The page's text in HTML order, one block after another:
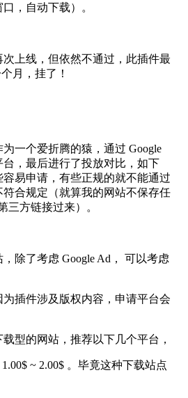
，自动下载）。
上线，但依然不通过，此插件最
月，挂了！
一个爱折腾的猿，通过 Google
，最后进行了投放对比，如下
易申请，有些正规的就不能通过
合规定（就算我的网站不保存任
三方链接过来）。
除了考虑 Google Ad， 可以考虑
插件涉及版权内容，申请平台会
型的网站，推荐以下几个平台，
~ 2.00$ 。毕竟这种下载站点